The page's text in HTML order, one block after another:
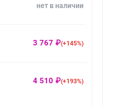
нет в наличии
3 767 ₽(+145%)
4 510 ₽(+193%)